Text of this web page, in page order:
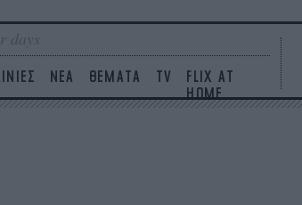
days
ΝΕΑ ΘΕΜΑΤΑ TV
FLIX AT
HOME